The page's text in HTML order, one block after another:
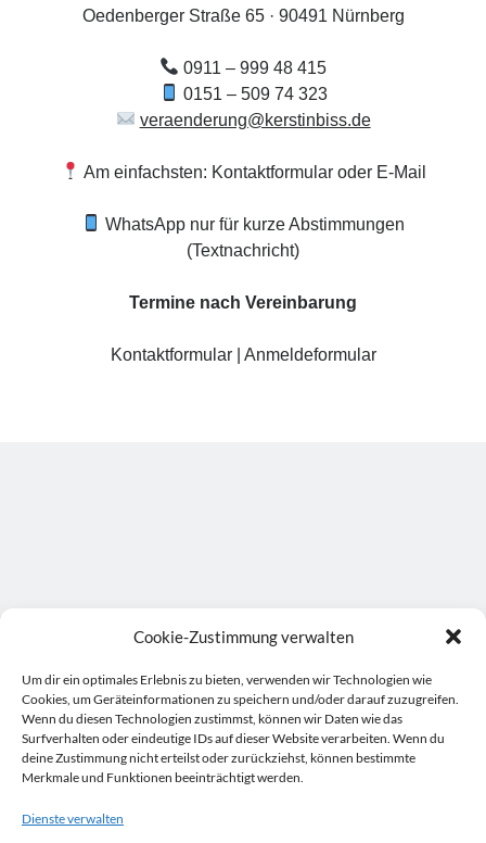
Cookie-Zustimmung verwalten
Um dir ein optimales Erlebnis zu bieten, verwenden wir Technologien wie
Cookies, um Geräteinformationen zu speichern und/oder darauf zuzugreifen.
Wenn du diesen Technologien zustimmst, können wir Daten wie das
Surfverhalten oder eindeutige IDs auf dieser Website verarbeiten. Wenn du
deine Zustimmung nicht erteilst oder zurückziehst, können bestimmte
Merkmale und Funktionen beeinträchtigt werden.
Dienste verwalten
Oedenberger Straße 65 · 90491 Nürnberg
0911 – 999 48 415
0151 – 509 74 323
veraenderung@kerstinbiss.de
Am einfachsten: Kontaktformular oder E-Mail
WhatsApp nur für kurze Abstimmungen
(Textnachricht)
Termine nach Vereinbarung
Kontaktformular| Anmeldeformular